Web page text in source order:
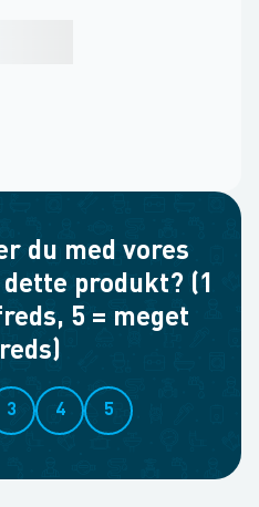
du med vores
produkt? (1
5 = meget
3 4 5